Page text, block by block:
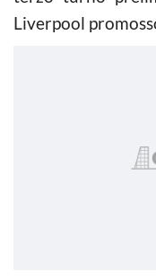
Liverpool